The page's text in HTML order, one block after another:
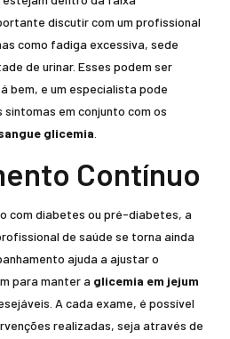
discutir com um profissional
como fadiga excessiva, sede
de urinar. Esses podem ser
bem, e um especialista pode
em conjunto com os
glicemia
Contínuo
com diabetes ou pré-diabetes, a
de saúde se torna ainda
ajuda a ajustar o
para manter a glicemia em jejum
A cada exame, é possível
realizadas, seja através de